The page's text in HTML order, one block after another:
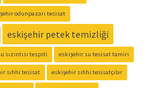
odunpazarı tesisat
eskişehir petek temizliği
sızıntısı tespiti eskişehir su tesisat tamiri
sıhhi tesisat eskişehir sıhhi tesisatçılar